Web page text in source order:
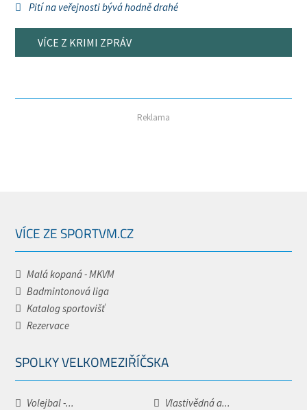
Pití na veřejnosti bývá hodně drahé
VÍCE Z KRIMI ZPRÁV
Reklama
VÍCE ZE SPORTVM.CZ
Malá kopaná - MKVM
Badmintonová liga
Katalog sportovišť
Rezervace
SPOLKY VELKOMEZIŘÍČSKA
Volejbal -...
Vlastivědná a...